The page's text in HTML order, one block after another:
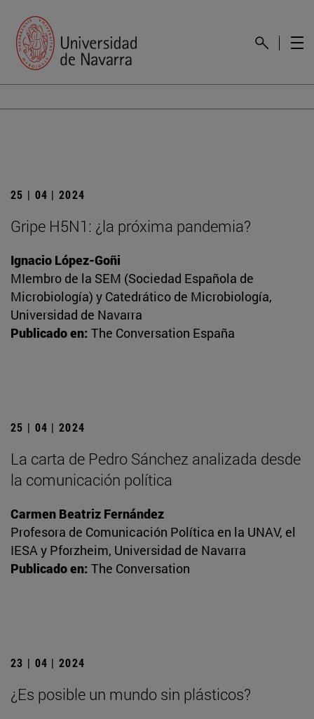
25 | 04 | 2024
Gripe H5N1: ¿la próxima pandemia?
Ignacio López-Goñi
MIembro de la SEM (Sociedad Española de
Microbiología) y Catedrático de Microbiología,
Universidad de Navarra
Publicado en: The Conversation España
25 | 04 | 2024
La carta de Pedro Sánchez analizada desde
la comunicación política
Carmen Beatriz Fernández
Profesora de Comunicación Política en la UNAV, el
IESA y Pforzheim, Universidad de Navarra
Publicado en: The Conversation
23 | 04 | 2024
¿Es posible un mundo sin plásticos?